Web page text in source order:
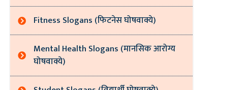
Fitness Slogans (फिटनेस घोषवाक्ये)
Mental Health Slogans (मानसिक आरोग्य
घोषवाक्ये)